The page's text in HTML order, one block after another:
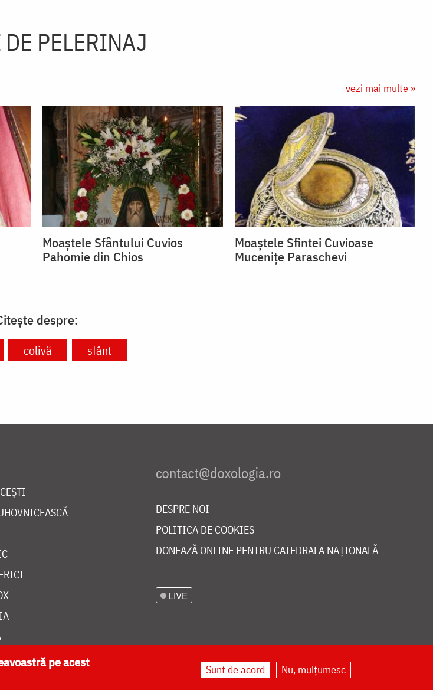
PELERINAJ
vezi mai multe »
Moaștele Sfântului Cuvios
Pahomie din Chios
Moaștele Sfintei Cuvioase
Mucenițe Paraschevi
despre:
colivă sfânt
DESPRE NOI
POLITICA DE COOKIES
DONEAZĂ ONLINE PENTRU CATEDRALA NAȚIONALĂ
LIVE
pe acest
Sunt de acord Nu, mulțumesc